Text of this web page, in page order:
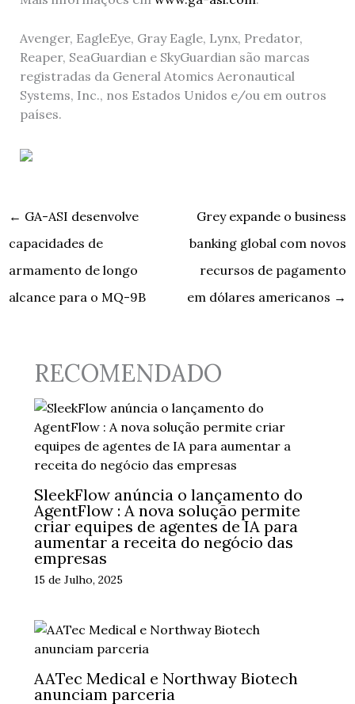
Avenger, EagleEye, Gray Eagle, Lynx, Predator,
Reaper, SeaGuardian e SkyGuardian são marcas
registradas da General Atomics Aeronautical
Systems, Inc., nos Estados Unidos e/ou em outros
países.
← GA-ASI desenvolve
capacidades de
armamento de longo
alcance para o MQ-9B
Grey expande o business
banking global com novos
recursos de pagamento
em dólares americanos →
RECOMENDADO
SleekFlow anúncia o lançamento do
AgentFlow : A nova solução permite
criar equipes de agentes de IA para
aumentar a receita do negócio das
empresas
15 de Julho, 2025
AATec Medical e Northway Biotech
anunciam parceria